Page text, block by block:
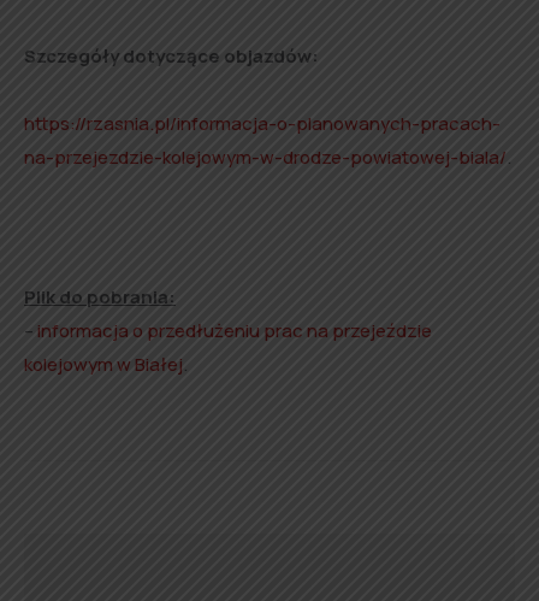
Szczegóły dotyczące objazdów:
https://rzasnia.pl/informacja-o-planowanych-pracach-
na-przejezdzie-kolejowym-w-drodze-powiatowej-biala/.
Plik do pobrania:
–informacja o przedłużeniu prac na przejeździe
kolejowym w Białej.